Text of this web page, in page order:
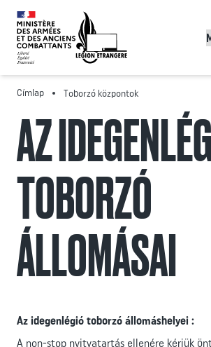
Címlap Toborzó központok
AZ
TOBORZÓ
ÁLLOMÁSAI
Az idegenlégió toborzó állomáshelyei :
A non-stop nyitvatartás ellenére kérjük